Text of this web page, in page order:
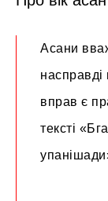
Асани
вправ є
тексті